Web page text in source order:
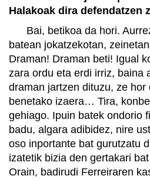
Halakoak dira defendatzen
Bai, betikoa da hori.
batean jokatzekotan,
Draman! Draman beti! Igual
zara ordu eta erdi irriz, baina
draman jartzen dituzu, ze hor
benetako izaera… Tira,
gehiago. Ipuin batek ondorio
badu, algara adibidez, nire
oso inportante bat gurutzatu
izatetik bizia den gertakari
Orain, badirudi Ferreiraren